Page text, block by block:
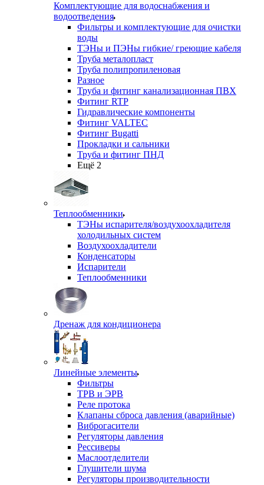
Комплектующие для водоснабжения и
водоотведения
Фильтры и комплектующие для очистки
воды
ТЭНы и ПЭНы гибкие/ греющие кабеля
Труба металопласт
Труба полипропиленовая
Разное
Труба и фитинг канализационная ПВХ
Фитинг RTP
Гидравлические компоненты
Фитинг VALTEC
Фитинг Bugatti
Прокладки и сальники
Труба и фитинг ПНД
Ещё 2
Теплообменники
ТЭНы испарителя/воздухоохладителя
холодильных систем
Воздухоохладители
Конденсаторы
Испарители
Теплообменники
Дренаж для кондиционера
Линейные элементы
Фильтры
ТРВ и ЭРВ
Реле протока
Клапаны сброса давления (аварийные)
Виброгасители
Регуляторы давления
Рессиверы
Маслоотделители
Глушители шума
Регуляторы производительности